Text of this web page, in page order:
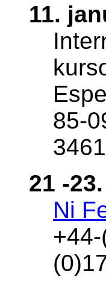
11.
85-
21 -
Ni